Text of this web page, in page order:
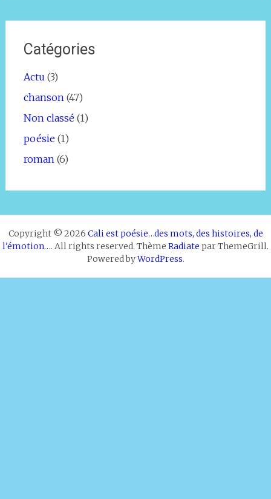
Catégories
Actu (3)
chanson(47)
Non classé(1)
poésie(1)
roman(6)
Copyright © 2026 Cali est poésie…des mots, des histoires, de
l'émotion…. All rights reserved. Thème Radiate par ThemeGrill.
Powered byWordPress.